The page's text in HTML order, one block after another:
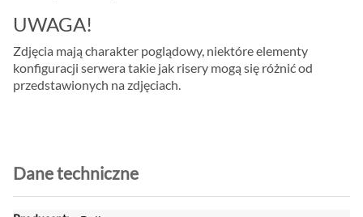
UWAGA!
Zdjęcia mają charakter poglądowy, niektóre elementy
konfiguracji serwera takie jak risery mogą się różnić od
przedstawionych na zdjęciach.
Dane techniczne